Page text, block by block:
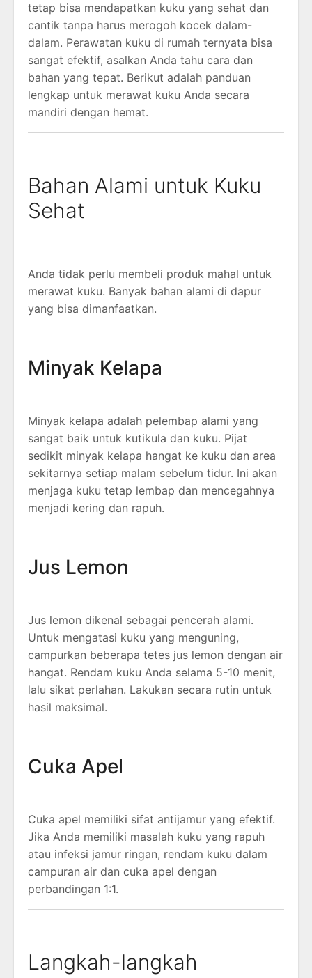
tetap bisa mendapatkan kuku yang sehat dan
cantik tanpa harus merogoh kocek dalam-
dalam. Perawatan kuku di rumah ternyata bisa
sangat efektif, asalkan Anda tahu cara dan
bahan yang tepat. Berikut adalah panduan
lengkap untuk merawat kuku Anda secara
mandiri dengan hemat.
Bahan Alami untuk Kuku
Sehat
Anda tidak perlu membeli produk mahal untuk
merawat kuku. Banyak bahan alami di dapur
yang bisa dimanfaatkan.
Minyak Kelapa
Minyak kelapa adalah pelembap alami yang
sangat baik untuk kutikula dan kuku. Pijat
sedikit minyak kelapa hangat ke kuku dan area
sekitarnya setiap malam sebelum tidur. Ini akan
menjaga kuku tetap lembap dan mencegahnya
menjadi kering dan rapuh.
Jus Lemon
Jus lemon dikenal sebagai pencerah alami.
Untuk mengatasi kuku yang menguning,
campurkan beberapa tetes jus lemon dengan air
hangat. Rendam kuku Anda selama 5-10 menit,
lalu sikat perlahan. Lakukan secara rutin untuk
hasil maksimal.
Cuka Apel
Cuka apel memiliki sifat antijamur yang efektif.
Jika Anda memiliki masalah kuku yang rapuh
atau infeksi jamur ringan, rendam kuku dalam
campuran air dan cuka apel dengan
perbandingan 1:1.
Langkah-langkah